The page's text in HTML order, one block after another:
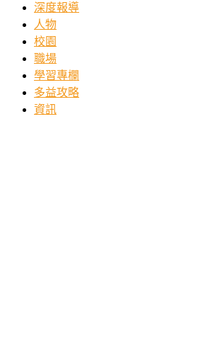
深度報導
人物
校園
職場
學習專欄
多益攻略
資訊